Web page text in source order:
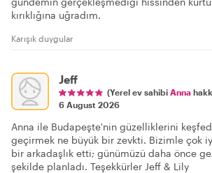
kırıklığına uğradım.
Karışık duygular
Jeff
(Yerel ev sahibi Anna
6 August 2026
Anna ile Budapeşte'nin güzelliklerini
geçirmek ne büyük bir zevkti. Bizimle çok
bir arkadaşlık etti; günümüzü daha önce
şekilde planladı. Teşekkürler Jeff & Lily